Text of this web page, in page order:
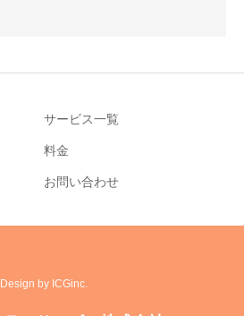
サービス一覧
料金
お問い合わせ
Design by ICGinc.